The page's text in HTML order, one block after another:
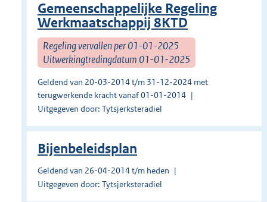
Gemeenschappelijke Regeling
Werkmaatschappij 8KTD
Regeling vervallen per 01-01-2025
Uitwerkingtredingdatum 01-01-2025
Geldend van 20-03-2014 t/m 31-12-2024 met
terugwerkende kracht vanaf 01-01-2014
Uitgegeven door: Tytsjerksteradiel
Bijenbeleidsplan
Geldend van 26-04-2014 t/m heden
Uitgegeven door: Tytsjerksteradiel